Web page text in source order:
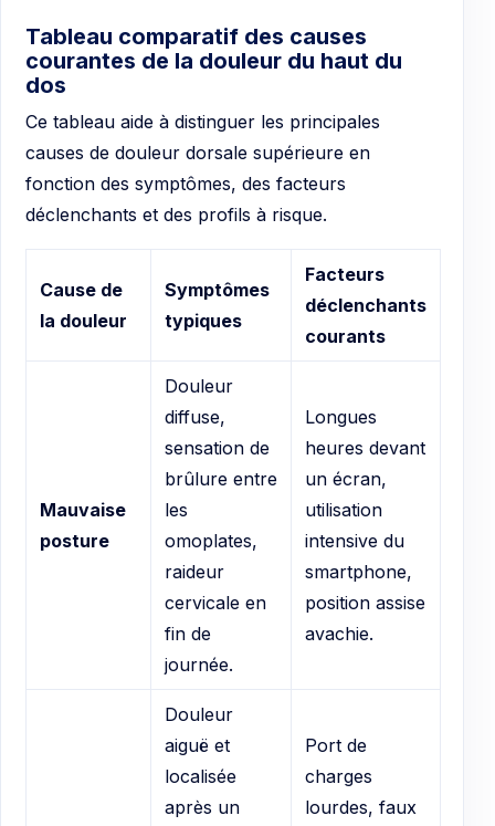
Tableau comparatif des causes
courantes de la douleur du haut du
dos
Ce tableau aide à distinguer les principales
causes de douleur dorsale supérieure en
fonction des symptômes, des facteurs
déclenchants et des profils à risque.
Cause de
la douleur
Symptômes
typiques
Facteurs
déclenchants
courants
Mauvaise
posture
Douleur
diffuse,
sensation de
brûlure entre
les
omoplates,
raideur
cervicale en
fin de
journée.
Longues
heures devant
un écran,
utilisation
intensive du
smartphone,
position assise
avachie.
Douleur
aiguë et
localisée
après un
Port de
charges
lourdes, faux